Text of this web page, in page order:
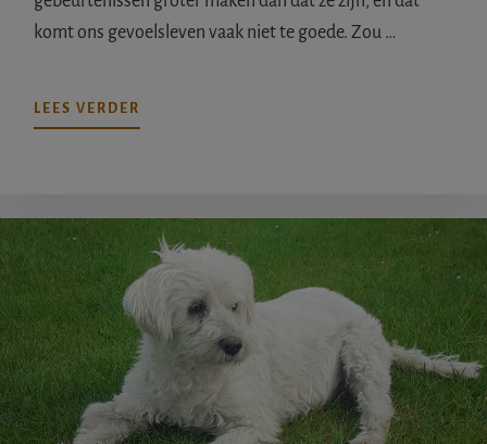
komt ons gevoelsleven vaak niet te goede. Zou …
LEES VERDER
DENKEN
TE
VOELEN